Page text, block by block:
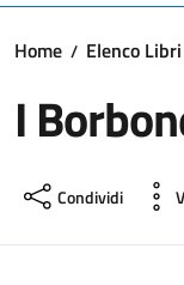
Home Elenco Libri
I
Condividi